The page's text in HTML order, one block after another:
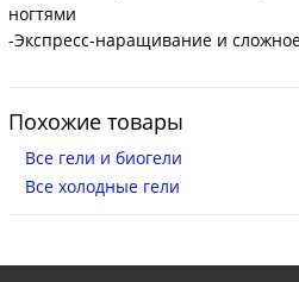
ногтями
-Экспресс-наращивание и
Похожие товары
Все гели и биогели
Все холодные гели